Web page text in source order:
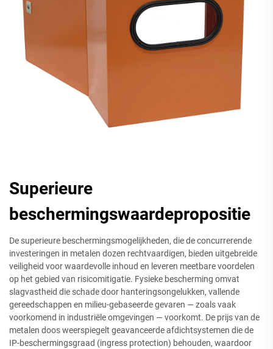
Superieure
beschermingswaardepropositie
De superieure beschermingsmogelijkheden, die de concurrerende
investeringen in metalen dozen rechtvaardigen, bieden uitgebreide
veiligheid voor waardevolle inhoud en leveren meetbare voordelen
op het gebied van risicomitigatie. Fysieke bescherming omvat
slagvastheid die schade door hanteringsongelukken, vallende
gereedschappen en milieu-gebaseerde gevaren — zoals vaak
voorkomend in industriële omgevingen — voorkomt. De prijs van de
metalen doos weerspiegelt geavanceerde afdichtsystemen die de
IP-beschermingsgraad (ingress protection) behouden, waardoor